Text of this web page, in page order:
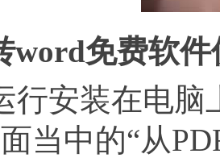
word免费软
装在电脑上
当中的“从